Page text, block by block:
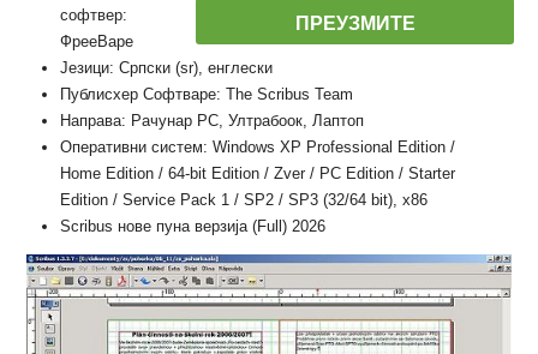
ПРЕУЗМИТЕ
софтвер:
ФрееВаре
Језици: Српски (sr), енглески
Публисхер Софтваре: The Scribus Team
Направа: Рачунар PC, Ултрабоок, Лаптоп
Оперативни систем: Windows XP Professional Edition /
Home Edition / 64-bit Edition / Zver / PC Edition / Starter
Edition / Service Pack 1 / SP2 / SP3 (32/64 bit), x86
Scribus нове пуна верзија (Full) 2026